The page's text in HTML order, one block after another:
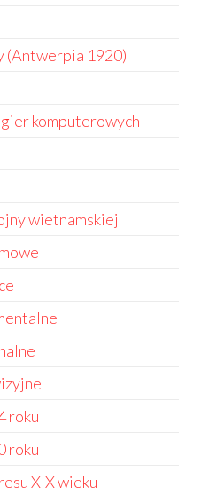
(Antwerpia 1920)
komputerowych
wietnamskiej
roku
roku
XIX wieku